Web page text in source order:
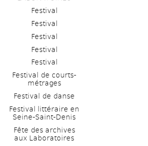
Festival
Festival
Festival
Festival
Festival
Festival de courts-
métrages
Festival de danse
Festival littéraire en
Seine-Saint-Denis
Fête des archives
aux Laboratoires